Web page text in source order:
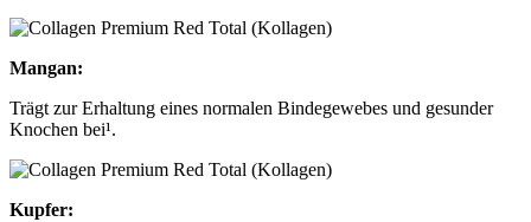
Mangan:
Trägt zur Erhaltung eines normalen Bindegewebes und gesunder
Knochen bei¹.
Kupfer: